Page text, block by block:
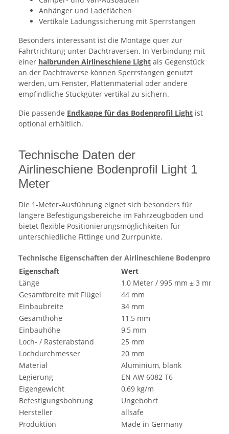
Anhänger und Ladeflächen
Vertikale Ladungssicherung mit Sperrstangen
Besonders interessant ist die Montage quer zur
Fahrtrichtung unter Dachtraversen. In Verbindung mit
einer halbrunden Airlineschiene Light als Gegenstück
an der Dachtraverse können Sperrstangen genutzt
werden, um Fenster, Plattenmaterial oder andere
empfindliche Stückgüter vertikal zu sichern.
Die passende Endkappe für das Bodenprofil Light ist
optional erhältlich.
Technische Daten der
Airlineschiene Bodenprofil Light 1
Meter
Die 1-Meter-Ausführung eignet sich besonders für
längere Befestigungsbereiche im Fahrzeugboden und
bietet flexible Positionierungsmöglichkeiten für
unterschiedliche Fittinge und Zurrpunkte.
Technische Eigenschaften der Airlineschiene Bodenprofil
Eigenschaft
Wert
Länge
1,0 Meter / 995 mm ± 3 mm
Gesamtbreite mit Flügel
44 mm
Einbaubreite
34 mm
Gesamthöhe
11,5 mm
Einbauhöhe
9,5 mm
Loch- / Rasterabstand
25 mm
Lochdurchmesser
20 mm
Material
Aluminium, blank
Legierung
EN AW 6082 T6
Eigengewicht
0,69 kg/m
Befestigungsbohrung
Ungebohrt
Hersteller
allsafe
Produktion
Made in Germany